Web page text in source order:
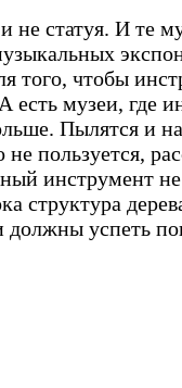
не статуя. И те
того, чтобы
есть музеи, где
Пылятся и
пользуется,
инструмент
структура
успеть